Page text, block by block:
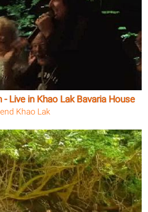
- Live in Khao Lak Bavaria House
Khao Lak